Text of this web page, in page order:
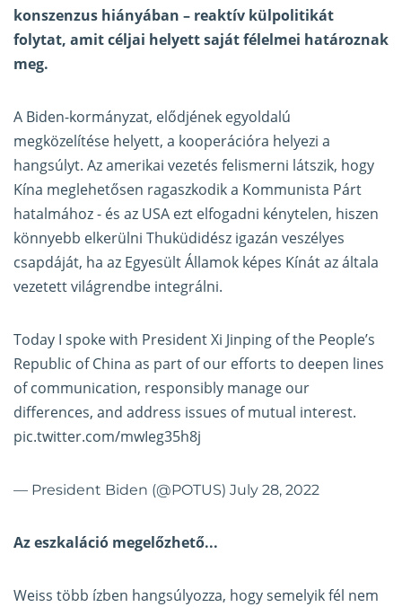
konszenzus hiányában – reaktív külpolitikát
folytat, amit céljai helyett saját félelmei határoznak
meg.
A Biden-kormányzat, elődjének egyoldalú
megközelítése helyett, a kooperációra helyezi a
hangsúlyt. Az amerikai vezetés felismerni látszik, hogy
Kína meglehetősen ragaszkodik a Kommunista Párt
hatalmához - és az USA ezt elfogadni kénytelen, hiszen
könnyebb elkerülni Thuküdidész igazán veszélyes
csapdáját, ha az Egyesült Államok képes Kínát az általa
vezetett világrendbe integrálni.
Today I spoke with President Xi Jinping of the People’s
Republic of China as part of our efforts to deepen lines
of communication, responsibly manage our
differences, and address issues of mutual interest.
pic.twitter.com/mwIeg35h8j
— President Biden (@POTUS) July 28, 2022
Az eszkaláció megelőzhető...
Weiss több ízben hangsúlyozza, hogy semelyik fél nem